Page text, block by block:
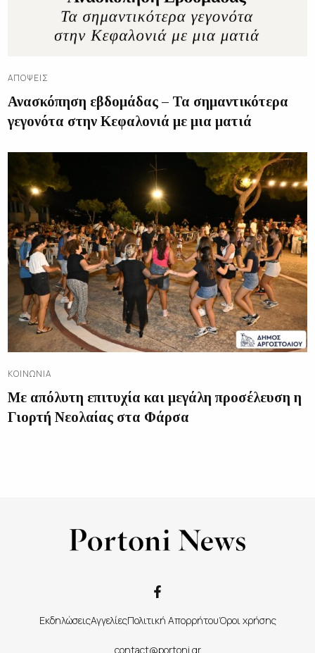
ΑΠΌΨΕΙΣ
Ανασκόπηση εβδομάδας – Τα σημαντικότερα
γεγονότα στην Κεφαλονιά με μια ματιά
ΚΟΙΝΩΝΊΑ
Με απόλυτη επιτυχία και μεγάλη προσέλευση η
Γιορτή Νεολαίας στα Φάρσα
ΕκδηλώσειςΑγγελίεςΠολιτική ΑπορρήτουΌροι χρήσης
contact@portoni.gr